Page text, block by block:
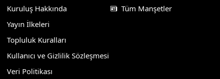
Kuruluş Hakkında
Yayın İlkeleri
Topluluk Kuralları
Kullanıcı ve Gizlilik Sözleşmesi
Veri Politikası
Tüm Manşetler